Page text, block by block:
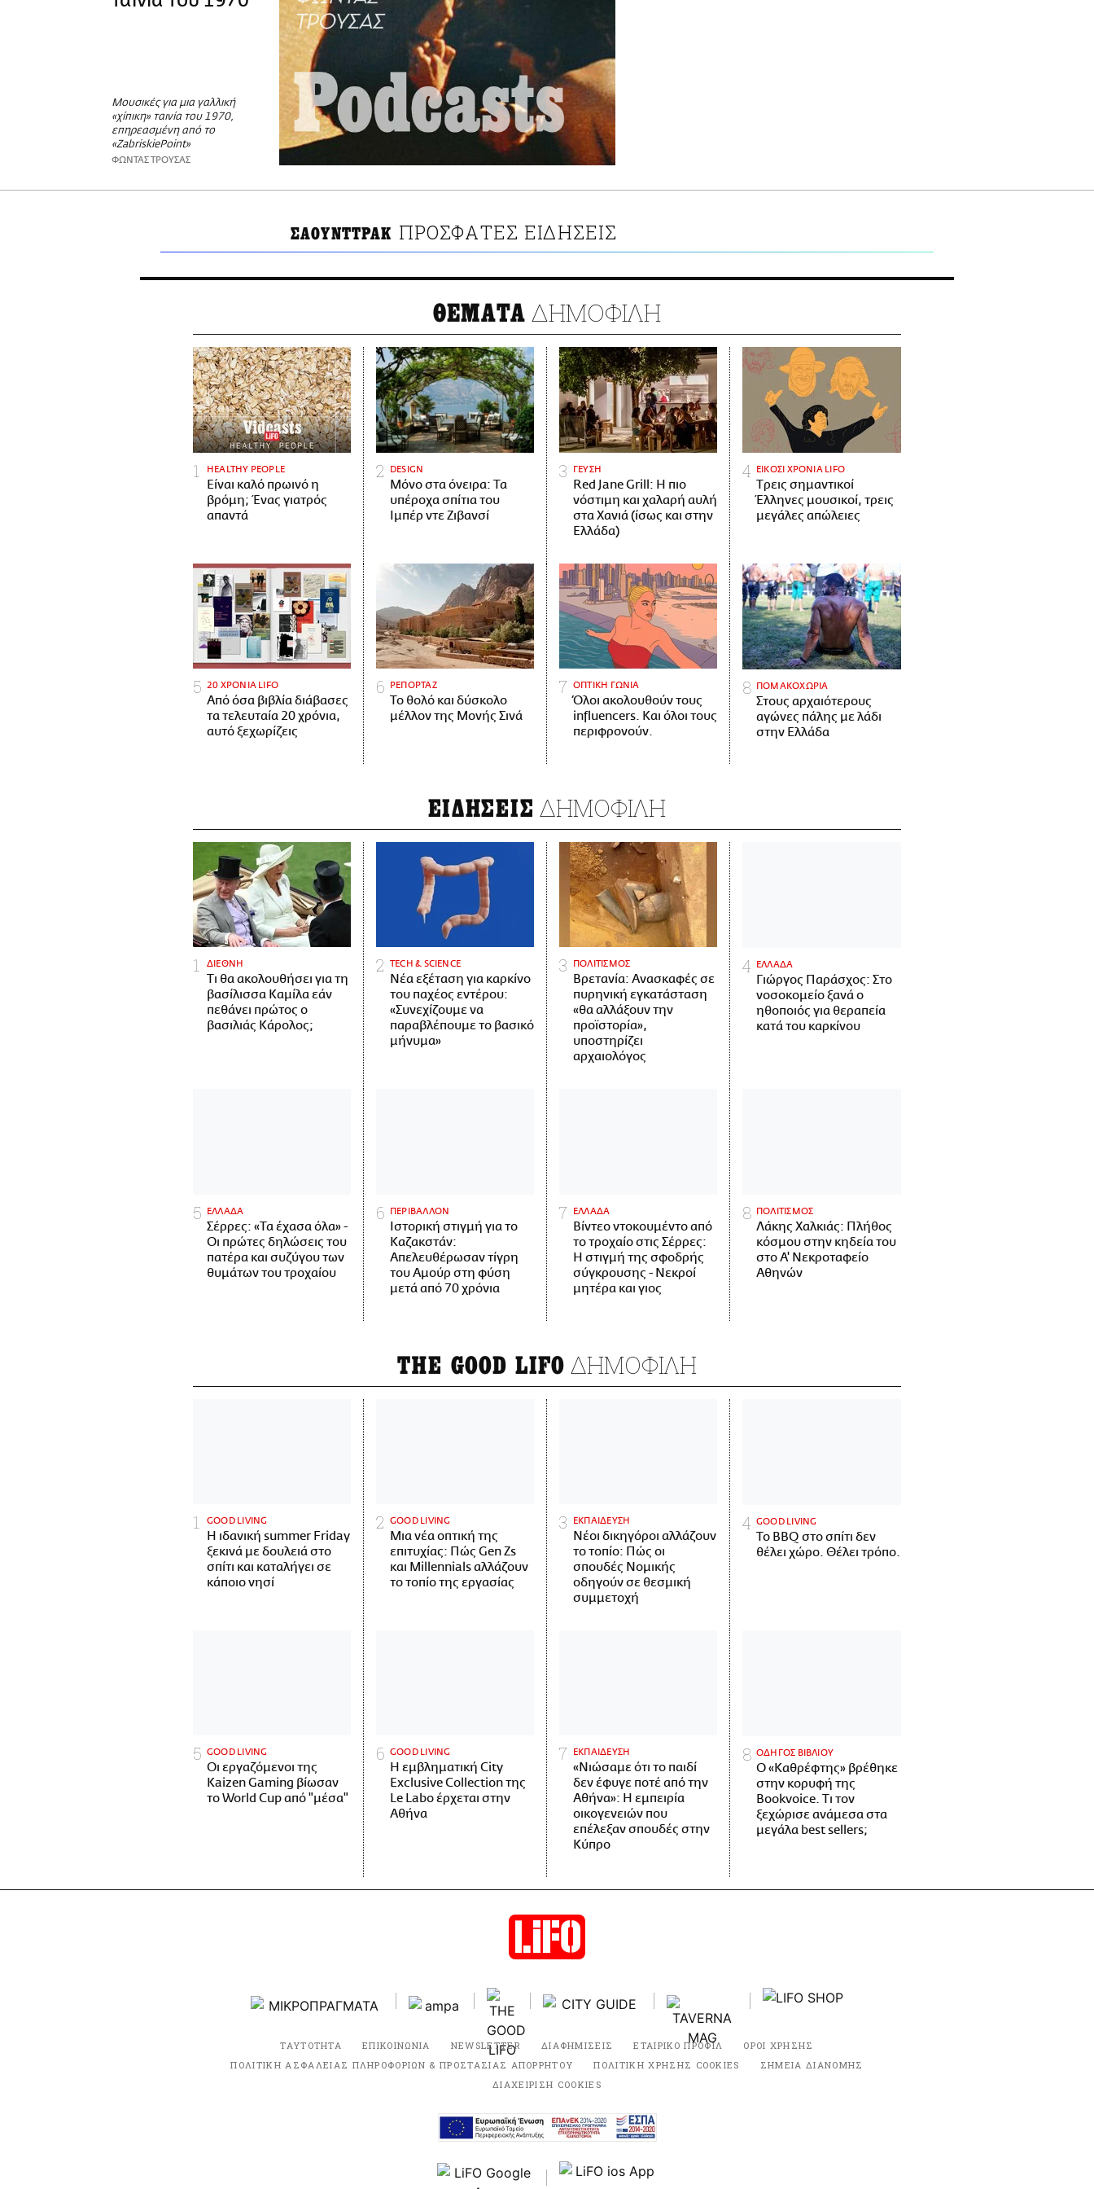
Μουσικές για μια γαλλική
«χίπικη» ταινία του 1970,
επηρεασμένη από το
«ZabriskiePoint»
ΦΩΝΤΑΣ ΤΡΟΥΣΑΣ
ΣΑΟΥΝΤΤΡΑΚ ΠΡΟΣΦΑΤΕΣ ΕΙΔΗΣΕΙΣ
ΘΕΜΑΤΑ ΔΗΜΟΦΙΛΗ
HEALTHY PEOPLE
Είναι καλό πρωινό η
βρόμη; Ένας γιατρός
απαντά
DESIGN
Μόνο στα όνειρα: Τα
υπέροχα σπίτια του
Ιμπέρ ντε Ζιβανσί
ΓΕΥΣΗ
Red Jane Grill: Η πιο
νόστιμη και χαλαρή αυλή
στα Χανιά (ίσως και στην
Ελλάδα)
ΕΙΚΟΣΙ ΧΡΟΝΙΑ LIFO
Tρεις σημαντικοί
Έλληνες μουσικοί, τρεις
μεγάλες απώλειες
20 ΧΡΟΝΙΑ LIFO
Από όσα βιβλία διάβασες
τα τελευταία 20 χρόνια,
αυτό ξεχωρίζεις
ΡΕΠΟΡΤΑΖ
Το θολό και δύσκολο
μέλλον της Μονής Σινά
ΟΠΤΙΚΗ ΓΩΝΙΑ
Όλοι ακολουθούν τους
influencers. Και όλοι τους
περιφρονούν.
ΠΟΜΑΚΟΧΩΡΙΑ
Στους αρχαιότερους
αγώνες πάλης με λάδι
στην Ελλάδα
ΕΙΔΗΣΕΙΣ ΔΗΜΟΦΙΛΗ
ΔΙΕΘΝΗ
Τι θα ακολουθήσει για τη
βασίλισσα Καμίλα εάν
πεθάνει πρώτος ο
βασιλιάς Κάρολος;
ΤECH & SCIENCE
Νέα εξέταση για καρκίνο
του παχέος εντέρου:
«Συνεχίζουμε να
παραβλέπουμε το βασικό
μήνυμα»
ΠΟΛΙΤΙΣΜΟΣ
Βρετανία: Ανασκαφές σε
πυρηνική εγκατάσταση
«θα αλλάξουν την
προϊστορία»,
υποστηρίζει
αρχαιολόγος
ΕΛΛΑΔΑ
Γιώργος Παράσχος: Στο
νοσοκομείο ξανά ο
ηθοποιός για θεραπεία
κατά του καρκίνου
ΕΛΛΑΔΑ
Σέρρες: «Τα έχασα όλα» -
Οι πρώτες δηλώσεις του
πατέρα και συζύγου των
θυμάτων του τροχαίου
ΠΕΡΙΒΑΛΛΟΝ
Ιστορική στιγμή για το
Καζακστάν:
Απελευθέρωσαν τίγρη
του Αμούρ στη φύση
μετά από 70 χρόνια
ΕΛΛΑΔΑ
Βίντεο ντοκουμέντο από
το τροχαίο στις Σέρρες:
Η στιγμή της σφοδρής
σύγκρουσης - Νεκροί
μητέρα και γιος
ΠΟΛΙΤΙΣΜΟΣ
Λάκης Χαλκιάς: Πλήθος
κόσμου στην κηδεία του
στο Α' Νεκροταφείο
Αθηνών
THE GOOD LIFO ΔΗΜΟΦΙΛΗ
GOOD LIVING
Η ιδανική summer Friday
ξεκινά με δουλειά στο
σπίτι και καταλήγει σε
κάποιο νησί
GOOD LIVING
Μια νέα οπτική της
επιτυχίας: Πώς Gen Zs
και Millennials αλλάζουν
το τοπίο της εργασίας
ΕΚΠΑΙΔΕΥΣΗ
Νέοι δικηγόροι αλλάζουν
το τοπίο: Πώς οι
σπουδές Νομικής
οδηγούν σε θεσμική
συμμετοχή
GOOD LIVING
Το BBQ στο σπίτι δεν
θέλει χώρο. Θέλει τρόπο.
GOOD LIVING
Οι εργαζόμενοι της
Kaizen Gaming βίωσαν
το World Cup από "μέσα"
GOOD LIVING
Η εμβληματική City
Exclusive Collection της
Le Labo έρχεται στην
Αθήνα
ΕΚΠΑΙΔΕΥΣΗ
«Νιώσαμε ότι το παιδί
δεν έφυγε ποτέ από την
Αθήνα»: Η εμπειρία
οικογενειών που
επέλεξαν σπουδές στην
Κύπρο
ΟΔΗΓΟΣ ΒΙΒΛΙΟΥ
Ο «Καθρέφτης» βρέθηκε
στην κορυφή της
Bookvoice. Τι τον
ξεχώρισε ανάμεσα στα
μεγάλα best sellers;
ΤΑΥΤΟΤΗΤΑ ΕΠΙΚΟΙΝΩΝΙΑ NEWSLETTER ΔΙΑΦΗΜΙΣΕΙΣ ΕΤΑΙΡΙΚΟ ΠΡΟΦΙΛ
ΟΡΟΙ ΧΡΗΣΗΣ
ΠΟΛΙΤΙΚΗ ΑΣΦΑΛΕΙΑΣ ΠΛΗΡΟΦΟΡΙΩΝ & ΠΡΟΣΤΑΣΙΑΣ ΑΠΟΡΡΗΤΟΥ
ΠΟΛΙΤΙΚΗ ΧΡΗΣΗΣ COOKIES
ΣΗΜΕΙΑ ΔΙΑΝΟΜΗΣ
ΔΙΑΧΕΙΡΙΣΗ COOKIES